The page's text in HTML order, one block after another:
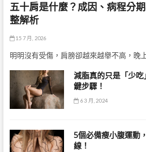
五十肩是什麼？成因、病程分
整解析
15 7 月, 2026
明明沒有受傷，肩膀卻越來越舉不高，晚
減脂真的只是「少
鍵步驟！
6 3 月, 2024
5個必備瘦小腹運動
線！